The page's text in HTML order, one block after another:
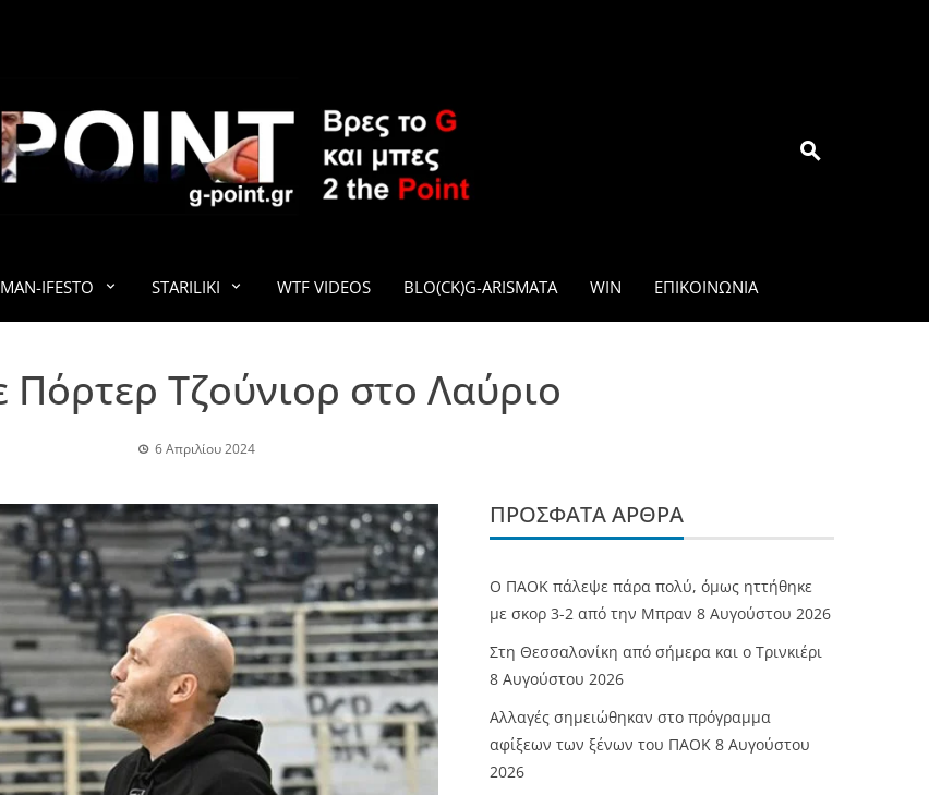
G-POINT.GR
MAN-IFESTO STARILIKI WTF VIDEOS BLO(CK)G-ARISMATA WIN ΕΠΙΚΟΙΝΩΝΊΑ
Τζούνιορ στο Λαύριο
6 Απριλίου 2024
ΠΡΌΣΦΑΤΑ ΆΡΘΡΑ
Ο ΠΑΟΚ πάλεψε πάρα πολύ, όμως ηττήθηκε
με σκορ 3-2 από την Μπραν 8 Αυγούστου 2026
Στη Θεσσαλονίκη από σήμερα και ο Τρινκιέρι
8 Αυγούστου 2026
Αλλαγές σημειώθηκαν στο πρόγραμμα
αφίξεων των ξένων του ΠΑΟΚ 8 Αυγούστου
2026